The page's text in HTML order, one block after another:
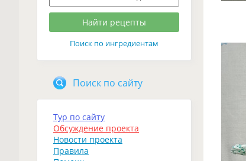
Поиск по ингредиентам
Поиск по сайту
Тур по сайту
Обсуждение проекта
Новости проекта
Правила